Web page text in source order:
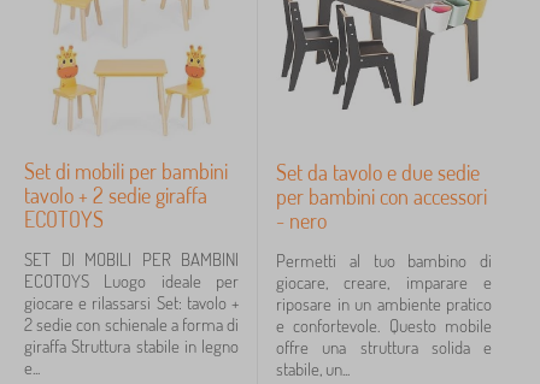
Set di mobili per bambini
tavolo + 2 sedie giraffa
ECOTOYS
SET DI MOBILI PER BAMBINI
ECOTOYS Luogo ideale per
giocare e rilassarsi Set: tavolo +
2 sedie con schienale a forma di
giraffa Struttura stabile in legno
e...
Set da tavolo e due sedie
per bambini con accessori
- nero
Permetti al tuo bambino di
giocare, creare, imparare e
riposare in un ambiente pratico
e confortevole. Questo mobile
offre una struttura solida e
stabile, un...